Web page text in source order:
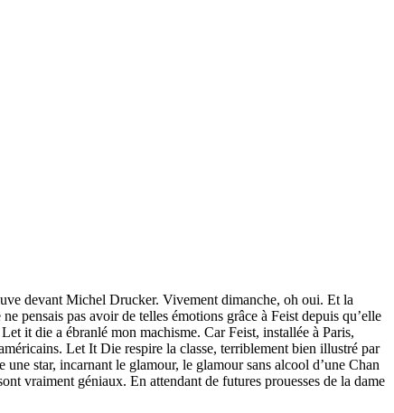
devant Michel Drucker. Vivement dimanche, oh oui. Et la
pensais pas avoir de telles émotions grâce à Feist depuis qu’elle
it die a ébranlé mon machisme. Car Feist, installée à Paris,
Let It Die respire la classe, terriblement bien illustré par
star, incarnant le glamour, le glamour sans alcool d’une Chan
vraiment géniaux. En attendant de futures prouesses de la dame